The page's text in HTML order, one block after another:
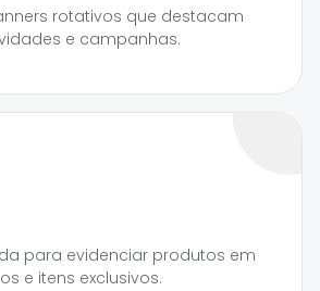
rotativos que destacam
e campanhas.
para evidenciar produtos em
e itens exclusivos.